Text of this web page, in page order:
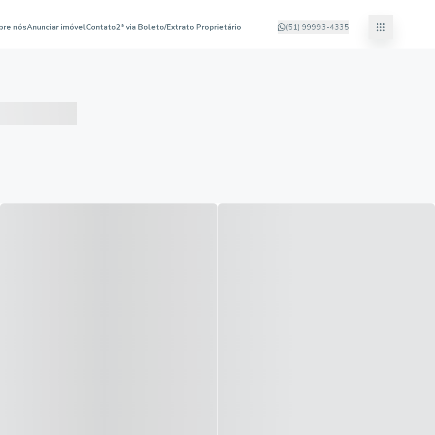
nósAnunciar imóvelContato2ª via Boleto/Extrato Proprietário (51) 99993-4335